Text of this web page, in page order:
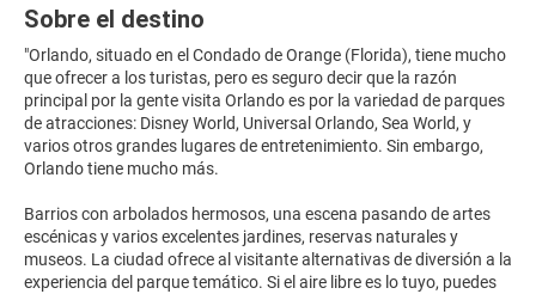
Sobre el destino
"Orlando, situado en el Condado de Orange (Florida), tiene mucho
que ofrecer a los turistas, pero es seguro decir que la razón
principal por la gente visita Orlando es por la variedad de parques
de atracciones: Disney World, Universal Orlando, Sea World, y
varios otros grandes lugares de entretenimiento. Sin embargo,
Orlando tiene mucho más.
Barrios con arbolados hermosos, una escena pasando de artes
escénicas y varios excelentes jardines, reservas naturales y
museos. La ciudad ofrece al visitante alternativas de diversión a la
experiencia del parque temático. Si el aire libre es lo tuyo, puedes